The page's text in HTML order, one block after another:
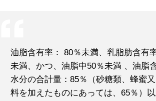
油脂含有率： 80％未満、乳脂肪含有
未満、かつ、油脂中50％未満 、油脂
水分の合計量：85％（砂糖類、蜂蜜
料を加えたものにあっては、65％）